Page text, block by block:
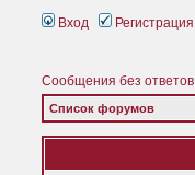
Вход Регистрация
Сообщения без ответов
Список форумов